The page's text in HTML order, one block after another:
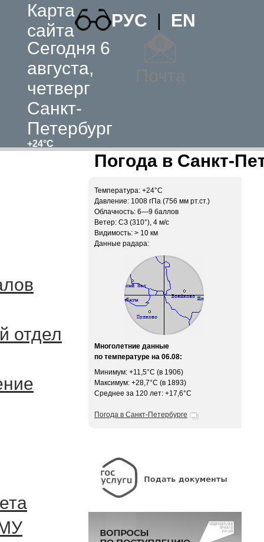
Карта
сайта
РУС | EN
Сегодня 6
августа,
четверг
Санкт-
Петербург
+24°C
отдел
Погода в Санкт-
Температура: +24°C
Давление: 1008 гПа (756 мм рт.ст.)
Облачность: 6—9 баллов
Ветер: СЗ (310°), 4 м/c
Видимость: > 10 км
Данные радара:
Многолетние данные
по температуре на 06.08:
Минимум: +11,5°C (в 1906)
Максимум: +28,7°C (в 1893)
Среднее за 120 лет: +17,6°C
Погода в Санкт-Петербурге